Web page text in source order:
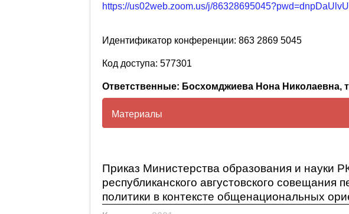
https://us02web.zoom.us/j/
Идентификатор конференции: 863 2869 5045
Код доступа: 577301
Ответственные: Босхомджиева Нона Николаевна,
Материалы
политики в контексте общенациональных
Презентация Республиканского
политики в контексте общенациональных
Приказ Министерства образования и науки
республиканского августовского совещания
политики в контексте общенациональных